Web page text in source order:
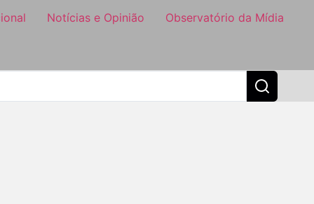
Notícias e Opinião Observatório da Mídia